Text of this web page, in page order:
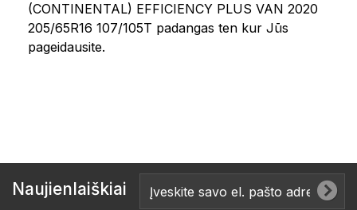
(CONTINENTAL) EFFICIENCY PLUS VAN 2020
205/65R16 107/105T padangas ten kur Jūs
pageidausite.
Naujienlaiškiai